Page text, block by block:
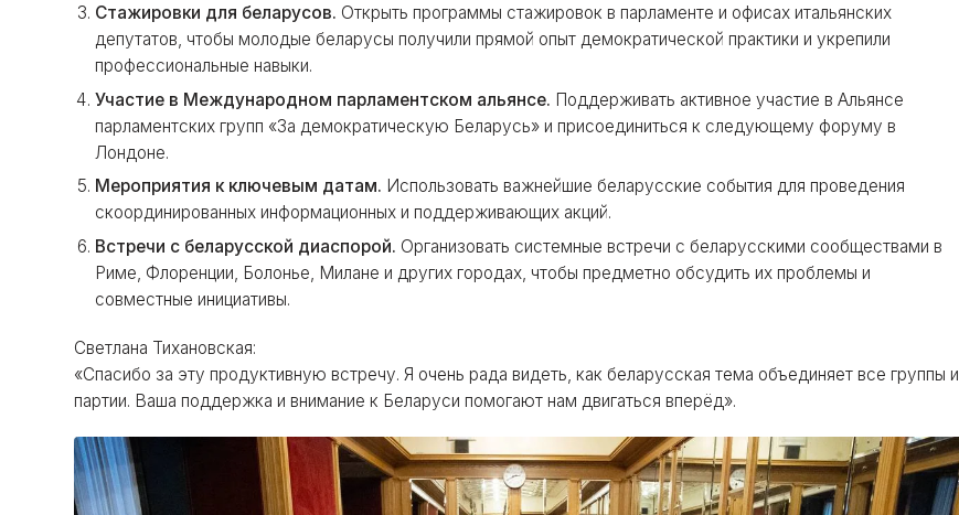
Стажировки для беларусов. Открыть программы стажировок в парламенте и офисах итальянских
депутатов, чтобы молодые беларусы получили прямой опыт демократической практики и укрепили
профессиональные навыки.
Участие в Международном парламентском альянсе. Поддерживать активное участие в Альянсе
парламентских групп «За демократическую Беларусь» и присоединиться к следующему форуму в
Лондоне.
Мероприятия к ключевым датам. Использовать важнейшие беларусские события для проведения
скоординированных информационных и поддерживающих акций.
Встречи с беларусской диаспорой. Организовать системные встречи с беларусскими сообществами в
Риме, Флоренции, Болонье, Милане и других городах, чтобы предметно обсудить их проблемы и
совместные инициативы.
Светлана Тихановская:
«Спасибо за эту продуктивную встречу. Я очень рада видеть, как беларусская тема объединяет все группы и
партии. Ваша поддержка и внимание к Беларуси помогают нам двигаться вперёд».